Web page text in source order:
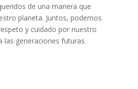
de una manera que
planeta. Juntos, podemos
y cuidado por nuestro
las generaciones futuras.